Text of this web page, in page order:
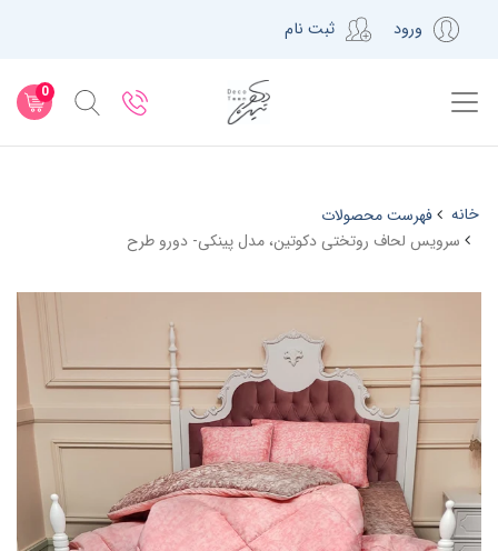
ورود ثبت نام
0
خانه
فهرست محصولات
سرویس لحاف روتختی دکوتین، مدل پینکی- دورو طرح